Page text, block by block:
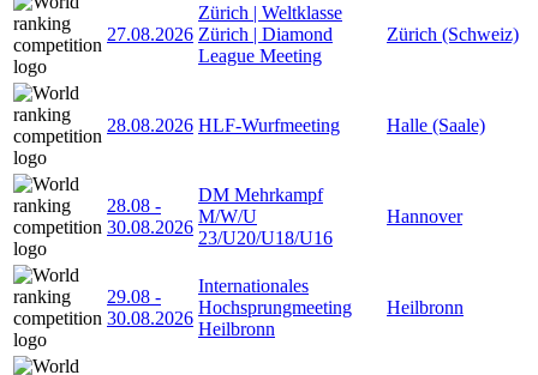
27.08.2026
Zürich | Weltklasse
Zürich | Diamond
League Meeting
Zürich (Schweiz)
28.08.2026 HLF-Wurfmeeting Halle (Saale)
28.08 -
30.08.2026
DM Mehrkampf
M/W/U
23/U20/U18/U16
Hannover
29.08 -
30.08.2026
Internationales
Hochsprungmeeting
Heilbronn
Heilbronn